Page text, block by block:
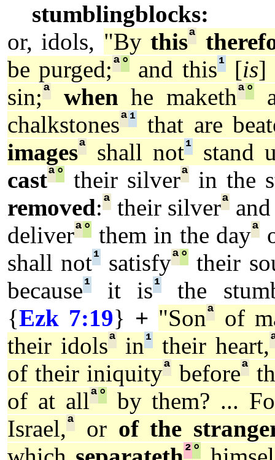
stumblingblocks:
or, idols, "Bythisª
be purged;ª° and this¹[is]
sin;ª when he makethª°
chalkstonesª¹
that are
imagesª shall not¹stand
castª° their silverªin the
removed:ª their silverª
deliverª° them in the dayª
shall not¹ satisfyª° their
because¹ it is¹
the
{Ezk 7:19} + "Sonª
of
their idolsª in¹ their heart,
of their iniquityª beforeª
of at allª°by them? ...
Israel,ª or of the
²°